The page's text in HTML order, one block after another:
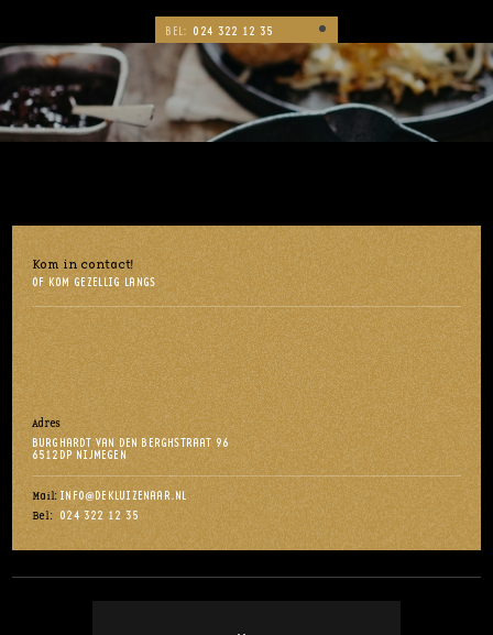
BEL: 024 322 12 35
Kom in contact!
OF KOM GEZELLIG LANGS
Adres
BURGHARDT VAN DEN BERGHSTRAAT 96
6512DP NIJMEGEN
Mail: INFO@DEKLUIZENAAR.NL
Bel: 024 322 12 35